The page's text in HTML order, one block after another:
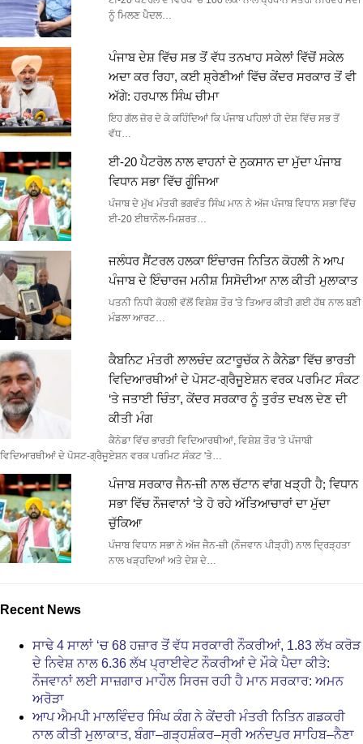
ਨੂੰ ਮਿਲਣ ਪੈਦਲ…
ਪੰਜਾਬ ਦੇਸ਼ ਵਿੱਚ ਸਭ ਤੋਂ ਵੱਧ ਤਨਖਾਹ ਸਕੇਲਾਂ ਵਿੱਚੋਂ ਸਕੇਲ
ਅਦਾ ਕਰ ਰਿਹਾ, ਕਈ ਸ਼੍ਰੇਣੀਆਂ ਵਿੱਚ ਕੇਂਦਰ ਸਰਕਾਰ ਤੋਂ ਵੀ
ਅੱਗੇ: ਹਰਪਾਲ ਸਿੰਘ ਚੀਮਾ
ਇਹ ਗੱਲ ਜ਼ੋਰ ਦੇ ਕੇ ਕਹਿੰਦਿਆਂ ਕਿ ਪੰਜਾਬ ਪਹਿਲਾਂ ਹੀ ਦੇਸ਼ ਵਿੱਚ ਸਭ ਤੋਂ
ਵੱਧ…
ਈ-20 ਪੈਟਰੋਲ ਨਾਲ ਵਾਹਨਾਂ ਦੇ ਨੁਕਸਾਨ ਦਾ ਮੁੱਦਾ ਪੰਜਾਬ
ਵਿਧਾਨ ਸਭਾ ਵਿੱਚ ਗੂੰਜਿਆ
ਪੰਜਾਬ ਦੇ ਮੁੱਖ ਮੰਤਰੀ ਭਗਵੰਤ ਸਿੰਘ ਮਾਨ ਨੇ ਅੱਜ ਪੰਜਾਬ ਵਿਧਾਨ ਸਭਾ ਵਿੱਚ
ਈ-20 ਈਥਾਨੌਲ-ਮਿਸ਼ਰਤ…
ਜਲੰਧਰ ਸੈਂਟਰਲ ਹਲਕਾ ਇੰਚਾਰਜ ਨਿਤਿਨ ਕੋਹਲੀ ਨੇ ਆਪ
ਪੰਜਾਬ ਦੇ ਇੰਚਾਰਜ ਮਨੀਸ਼ ਸਿਸੋਦੀਆ ਨਾਲ ਕੀਤੀ ਮੁਲਾਕਾਤ
ਪਤਨੀ ਨਿਧੀ ਕੋਹਲੀ ਵੱਲੋਂ ਵਿਸ਼ੇਸ਼ ਤੌਰ 'ਤੇ ਤਿਆਰ ਕੀਤੀ ਗਈ ਹੱਥ ਨਾਲ ਬਣੀ
ਮੰਡਲਾ ਆਰਟ…
ਕੈਬਨਿਟ ਮੰਤਰੀ ਲਾਲਚੰਦ ਕਟਾਰੂਚੱਕ ਨੇ ਕੈਨੇਡਾ ਵਿੱਚ ਭਾਰਤੀ
ਵਿਦਿਆਰਥੀਆਂ ਦੇ ਪੋਸਟ-ਗ੍ਰੈਜੂਏਸ਼ਨ ਵਰਕ ਪਰਮਿਟ ਸੰਕਟ
‘ਤੇ ਜਤਾਈ ਚਿੰਤਾ, ਕੇਂਦਰ ਸਰਕਾਰ ਨੂੰ ਤੁਰੰਤ ਦਖਲ ਦੇਣ ਦੀ
ਕੀਤੀ ਮੰਗ
ਕੈਨੇਡਾ ਵਿੱਚ ਭਾਰਤੀ ਵਿਦਿਆਰਥੀਆਂ, ਵਿਸ਼ੇਸ਼ ਤੌਰ 'ਤੇ ਪੰਜਾਬੀ
ਵਿਦਿਆਰਥੀਆਂ ਦੇ ਪੋਸਟ-ਗ੍ਰੈਜੂਏਸ਼ਨ ਵਰਕ ਪਰਮਿਟ ਸੰਕਟ 'ਤੇ…
ਪੰਜਾਬ ਸਰਕਾਰ ਜੈਨ-ਜ਼ੀ ਨਾਲ ਚੱਟਾਨ ਵਾਂਗ ਖੜ੍ਹੀ ਹੈ; ਵਿਧਾਨ
ਸਭਾ ਵਿੱਚ ਨੌਜਵਾਨਾਂ ‘ਤੇ ਹੋ ਰਹੇ ਅੱਤਿਆਚਾਰਾਂ ਦਾ ਮੁੱਦਾ
ਚੁੱਕਿਆ
ਪੰਜਾਬ ਵਿਧਾਨ ਸਭਾ ਨੇ ਅੱਜ ਜੈਨ-ਜ਼ੀ (ਨੌਜਵਾਨ ਪੀੜ੍ਹੀ) ਨਾਲ ਦ੍ਰਿੜ੍ਹਤਾ
ਨਾਲ ਖੜ੍ਹਦਿਆਂ ਅਤੇ ਦੇਸ਼ ਦੇ…
Recent News
ਸਾਢੇ 4 ਸਾਲਾਂ ‘ਚ 68 ਹਜ਼ਾਰ ਤੋਂ ਵੱਧ ਸਰਕਾਰੀ ਨੌਕਰੀਆਂ, 1.83 ਲੱਖ ਕਰੋੜ
ਦੇ ਨਿਵੇਸ਼ ਨਾਲ 6.36 ਲੱਖ ਪ੍ਰਾਈਵੇਟ ਨੌਕਰੀਆਂ ਦੇ ਮੌਕੇ ਪੈਦਾ ਕੀਤੇ:
ਨੌਜਵਾਨਾਂ ਲਈ ਸਾਜ਼ਗਾਰ ਮਾਹੌਲ ਸਿਰਜ ਰਹੀ ਹੈ ਮਾਨ ਸਰਕਾਰ: ਅਮਨ
ਅਰੋੜਾ
ਆਪ ਐਮਪੀ ਮਾਲਵਿੰਦਰ ਸਿੰਘ ਕੰਗ ਨੇ ਕੇਂਦਰੀ ਮੰਤਰੀ ਨਿਤਿਨ ਗਡਕਰੀ
ਨਾਲ ਕੀਤੀ ਮੁਲਾਕਾਤ, ਬੰਗਾ–ਗੜ੍ਹਸ਼ੰਕਰ–ਸ੍ਰੀ ਅਨੰਦਪੁਰ ਸਾਹਿਬ–ਨੈਣਾ